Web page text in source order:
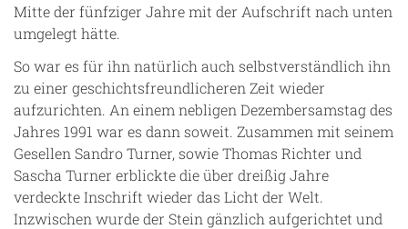
Mitte der fünfziger Jahre mit der Aufschrift nach unten
umgelegt hätte.
So war es für ihn natürlich auch selbstverständlich ihn
zu einer geschichtsfreundlicheren Zeit wieder
aufzurichten. An einem nebligen Dezembersamstag des
Jahres 1991 war es dann soweit. Zusammen mit seinem
Gesellen Sandro Turner, sowie Thomas Richter und
Sascha Turner erblickte die über dreißig Jahre
verdeckte Inschrift wieder das Licht der Welt.
Inzwischen wurde der Stein gänzlich aufgerichtet und